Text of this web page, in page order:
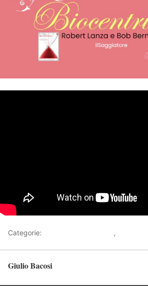
Categorie: ,
Giulio Bacosi